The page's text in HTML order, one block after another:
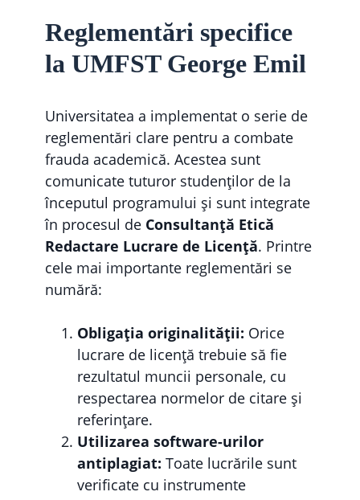
Reglementări specifice
la UMFST George Emil
Universitatea a implementat o serie de
reglementări clare pentru a combate
frauda academică. Acestea sunt
comunicate tuturor studenților de la
începutul programului și sunt integrate
în procesul de Consultanță Etică
Redactare Lucrare de Licență. Printre
cele mai importante reglementări se
numără:
Obligația originalității: Orice
lucrare de licență trebuie să fie
rezultatul muncii personale, cu
respectarea normelor de citare și
referințare.
Utilizarea software-urilor
antiplagiat: Toate lucrările sunt
verificate cu instrumente